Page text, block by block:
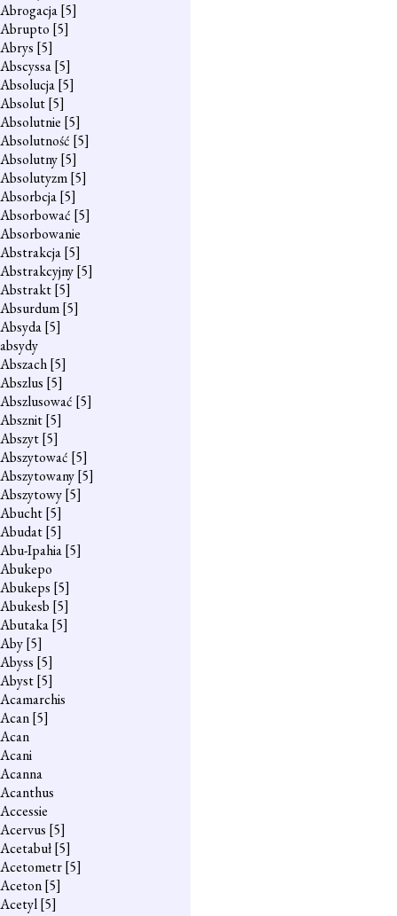
Abrogacja[5]
Abrupto [5]
Abrys [5]
Abscyssa[5]
Absolucja[5]
Absolut[5]
Absolutnie [5]
Absolutność [5]
Absolutny[5]
Absolutyzm[5]
Absorbcja[5]
Absorbować [5]
Absorbowanie
Abstrakcja[5]
Abstrakcyjny[5]
Abstrakt[5]
Absurdum[5]
Absyda[5]
absydy
Abszach[5]
Abszlus [5]
Abszlusować [5]
Absznit[5]
Abszyt[5]
Abszytować [5]
Abszytowany[5]
Abszytowy[5]
Abucht[5]
Abudat[5]
Abu-Ipahia[5]
Abukepo
Abukeps [5]
Abukesb [5]
Abutaka[5]
Aby[5]
Abyss [5]
Abyst[5]
Acamarchis
Acan[5]
Acan
Acani
Acanna
Acanthus
Accessie
Acervus [5]
Acetabuł[5]
Acetometr[5]
Aceton[5]
Acetyl[5]